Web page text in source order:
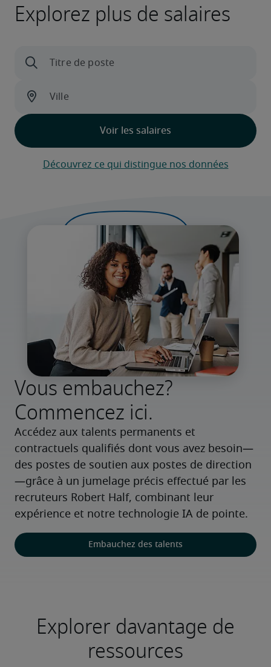
Explorez plus de salaires
Découvrez ce qui distingue nos données
Vous embauchez?
Commencez ici.
Accédez aux talents permanents et
contractuels qualifiés dont vous avez besoin—
des postes de soutien aux postes de direction
—grâce à un jumelage précis effectué par les
recruteurs Robert Half, combinant leur
expérience et notre technologie IA de pointe.
Embauchez des talents
Explorer davantage de
ressources